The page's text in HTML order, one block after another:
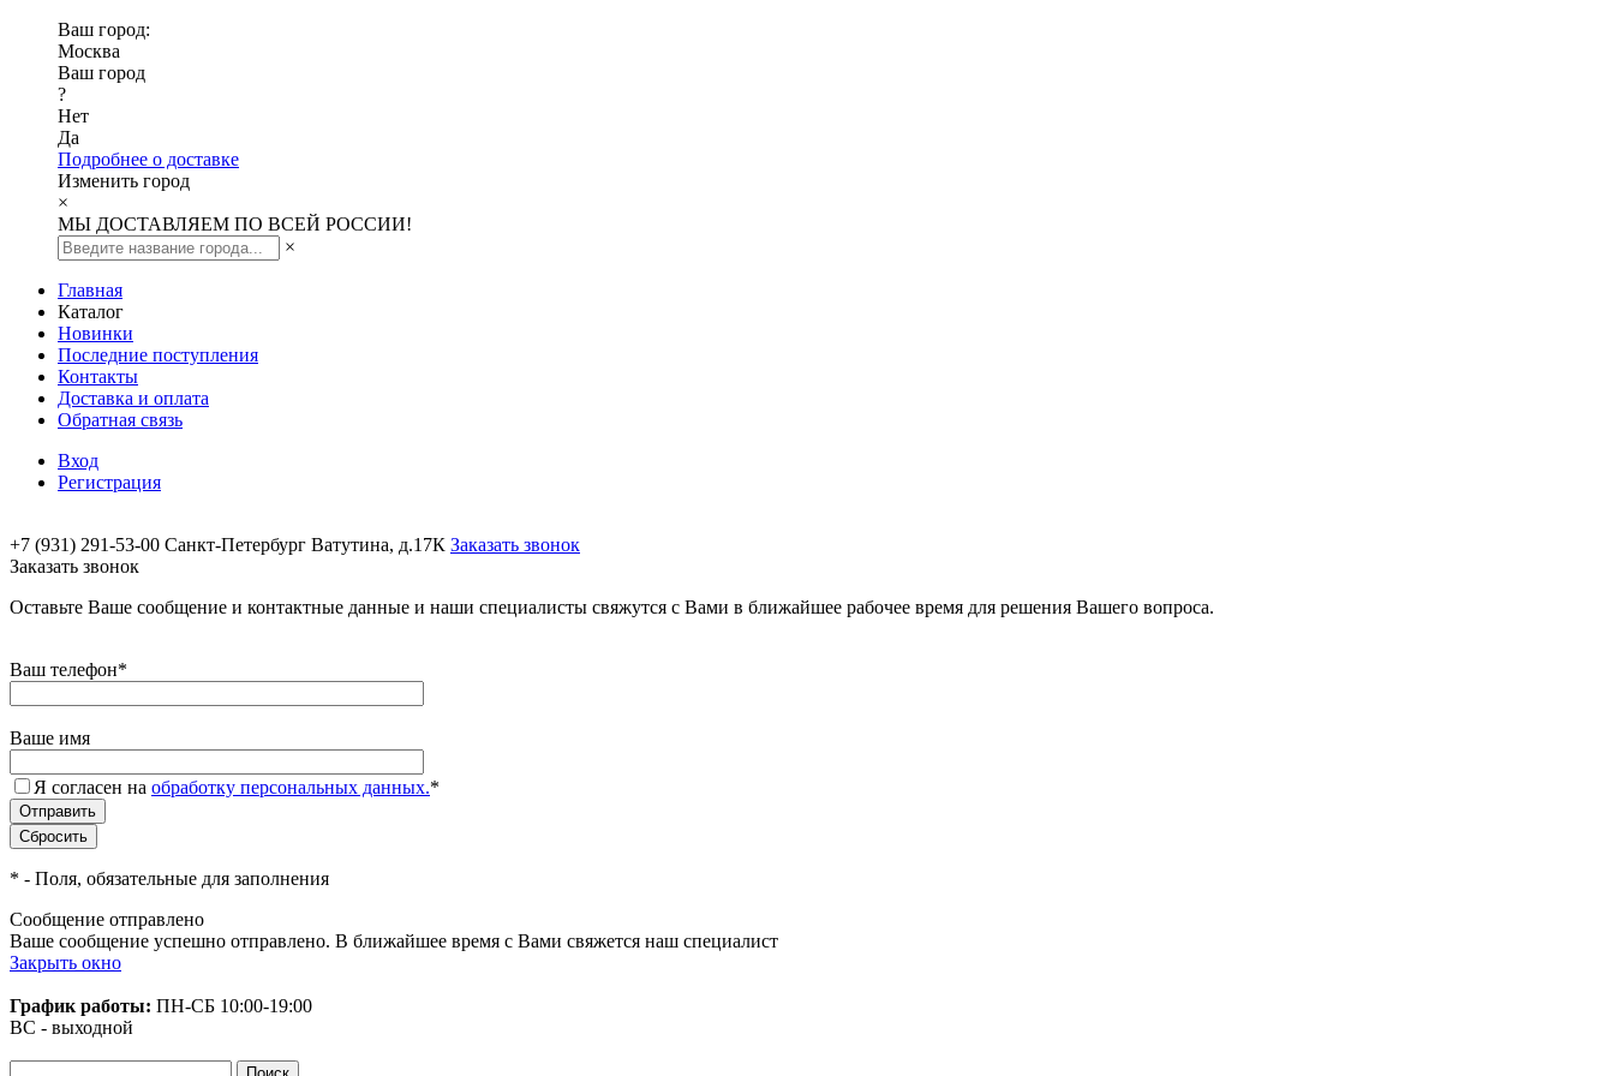
Ваш город:
Москва
Ваш город
?
Нет
Да
Подробнее о доставке
Изменить город
×
МЫ ДОСТАВЛЯЕМ ПО ВСЕЙ РОССИИ!
×
Главная
Каталог
Новинки
Последние поступления
Контакты
Доставка и оплата
Обратная связь
Вход
Регистрация
+7 (931) 291-53-00 Санкт-Петербург Ватутина, д.17К Заказать звонок
Заказать звонок
Оставьте Ваше сообщение и контактные данные и наши специалисты свяжутся с Вами в ближайшее рабочее время для решения Вашего вопроса.
Ваш телефон*
Ваше имя
Я согласен на обработку персональных данных.*
* - Поля, обязательные для заполнения
Сообщение отправлено
Ваше сообщение успешно отправлено. В ближайшее время с Вами свяжется наш специалист
Закрыть окно
График работы: ПН-СБ 10:00-19:00
ВС - выходной